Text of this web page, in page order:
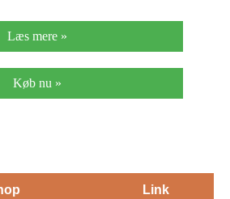
200stk/kar
t/1260781
Læs mere »
Køb nu »
Link